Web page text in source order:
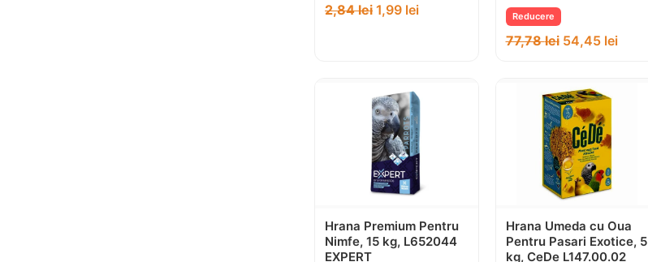
2,84lei 1,99 lei Reducere
77,78lei 54,45 lei
Hrana Premium Pentru
Nimfe, 15 kg, L652044
EXPERT
Hrana Umeda cu Oua
Pentru Pasari Exotice, 5
kg, CeDe L147.00.02